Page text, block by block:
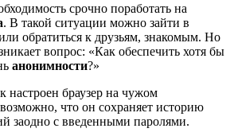
срочно поработать на
. В такой ситуации можно зайти в
обратиться к друзьям, знакомым. Но
вопрос: «Как обеспечить хотя бы
анонимности?»
настроен браузер на чужом
что он сохраняет историю
заодно с введенными паролями.